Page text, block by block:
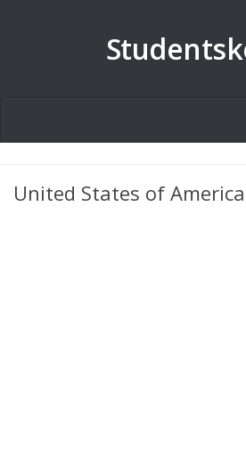
Tematické okruhy
United States of America